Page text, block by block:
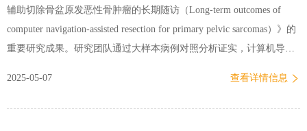
2017年11月开始，来自北京、重庆、江苏、上海等地的优秀外科专
前…
辅助切除骨盆原发恶性骨肿瘤的长期随访（Long-term outcomes of
computer navigation-assisted resection for primary pelvic sarcomas）》的
重要研究成果。研究团队通过大样本病例对照分析证实，计算机导航
北京积水潭医院在骨盆肿瘤精准治疗领域获得国际学术界高度认可。
2025-05-07 查看详情信息